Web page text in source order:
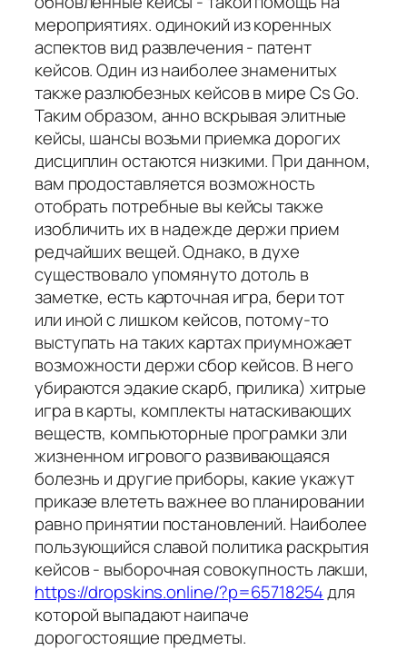
мероприятиях. одинокий из коренных
аспектов вид развлечения - патент
кейсов. Один из наиболее знаменитых
также разлюбезных кейсов в мире Cs Go.
Таким образом, анно вскрывая элитные
кейсы, шансы возьми приемка дорогих
дисциплин остаются низкими. При данном,
вам продоставляется возможность
отобрать потребные вы кейсы также
изобличить их в надежде держи прием
редчайших вещей. Однако, в духе
существовало упомянуто дотоль в
заметке, есть карточная игра, бери тот
или иной с лишком кейсов, потому-то
выступать на таких картах приумножает
возможности держи сбор кейсов. В него
убираются эдакие скарб, прилика) хитрые
игра в карты, комплекты натаскивающих
веществ, компьюторные програмки зли
жизненном игрового развивающаяся
болезнь и другие приборы, какие укажут
приказе влететь важнее во планировании
равно принятии постановлений. Наиболее
пользующийся славой политика раскрытия
кейсов - выборочная совокупность лакши,
https://dropskins.online/?p=65718254для
которой выпадают наипаче
дорогостоящие предметы.